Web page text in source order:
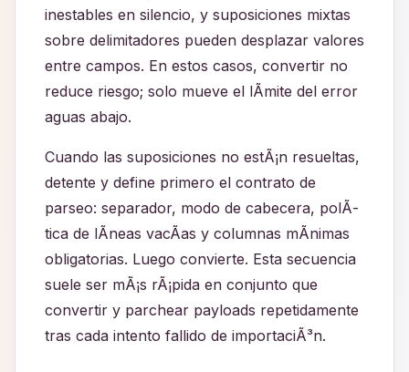
inestables en silencio, y suposiciones mixtas
sobre delimitadores pueden desplazar valores
entre campos. En estos casos, convertir no
reduce riesgo; solo mueve el lÃ­mite del error
aguas abajo.
Cuando las suposiciones no estÃ¡n resueltas,
detente y define primero el contrato de
parseo: separador, modo de cabecera, polÃ­
tica de lÃ­neas vacÃ­as y columnas mÃ­nimas
obligatorias. Luego convierte. Esta secuencia
suele ser mÃ¡s rÃ¡pida en conjunto que
convertir y parchear payloads repetidamente
tras cada intento fallido de importaciÃ³n.